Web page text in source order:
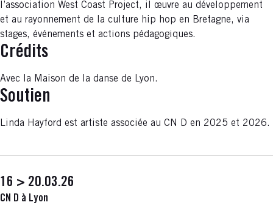
l’association West Coast Project, il œuvre au développement
et au rayonnement de la culture hip hop en Bretagne, via
stages, événements et actions pédagogiques.
Crédits
Avec la Maison de la danse de Lyon.
Soutien
Linda Hayford est artiste associée au CN D en 2025 et 2026.
16 > 20.03.26
CN D à Lyon